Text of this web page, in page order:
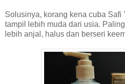
Solusinya, korang kena cuba Safi
tampil lebih muda dari usia.
lebih anjal, halus dan berseri